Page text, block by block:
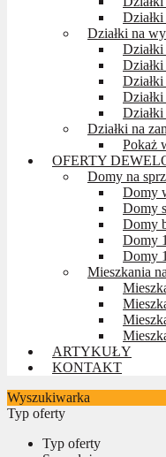
Działki
Działki na
Działki
Działki na
Pokaż
OFERTY
Domy na
Domy
Domy
Domy
Domy
Domy
Mieszkania
ARTYKUŁY
KONTAKT
Wyszukiwarka
Typ oferty
Typ oferty